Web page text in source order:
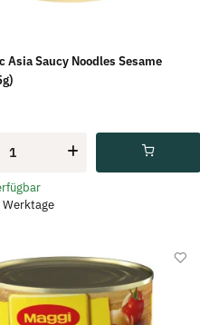
Asia Saucy Noodles Sesame